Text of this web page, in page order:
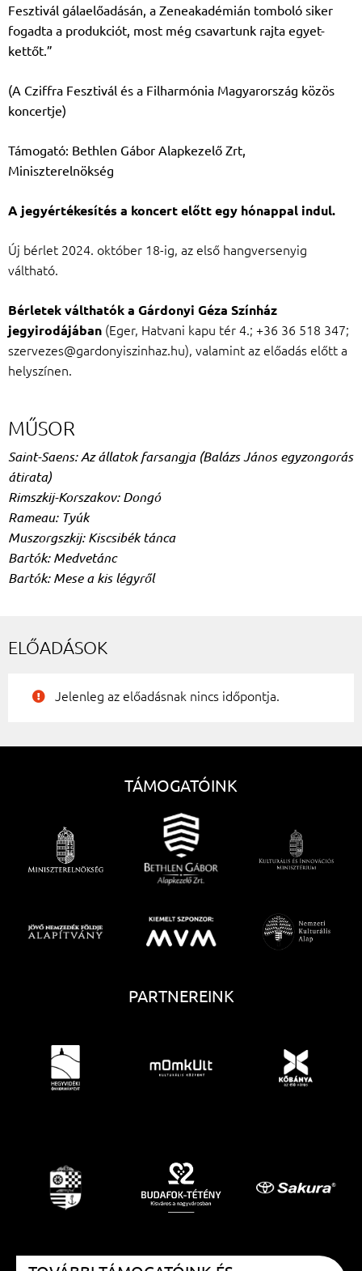
Fesztivál gálaelőadásán, a Zeneakadémián tomboló siker
fogadta a produkciót, most még csavartunk rajta egyet-
kettőt.”
(A Cziffra Fesztivál és a Filharmónia Magyarország közös
koncertje)
Támogató: Bethlen Gábor Alapkezelő Zrt,
Miniszterelnökség
A jegyértékesítés a koncert előtt egy hónappal indul.
Új bérlet 2024. október 18-ig, az első hangversenyig
váltható.
Bérletek válthatók a Gárdonyi Géza Színház
jegyirodájában (Eger, Hatvani kapu tér 4.; +36 36 518 347;
szervezes@gardonyiszinhaz.hu), valamint az előadás előtt a
helyszínen.
MŰSOR
Saint-Saens: Az állatok farsangja (Balázs János egyzongorás
átirata)
Rimszkij-Korszakov: Dongó
Rameau: Tyúk
Muszorgszkij: Kiscsibék tánca
Bartók: Medvetánc
Bartók: Mese a kis légyről
ELŐADÁSOK
Jelenleg az előadásnak nincs időpontja.
TÁMOGATÓINK
PARTNEREINK